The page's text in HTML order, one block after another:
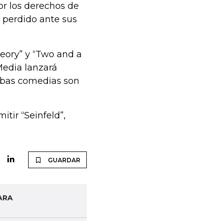
los derechos de
perdido ante sus
y “Two and a
lanzará
comedias son
“Seinfeld”,
GUARDAR